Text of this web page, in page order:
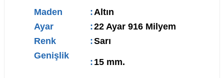
Maden :Altın
Ayar
:22 Ayar 916 Milyem
Renk
:Sarı
Genişlik
: 15 mm.